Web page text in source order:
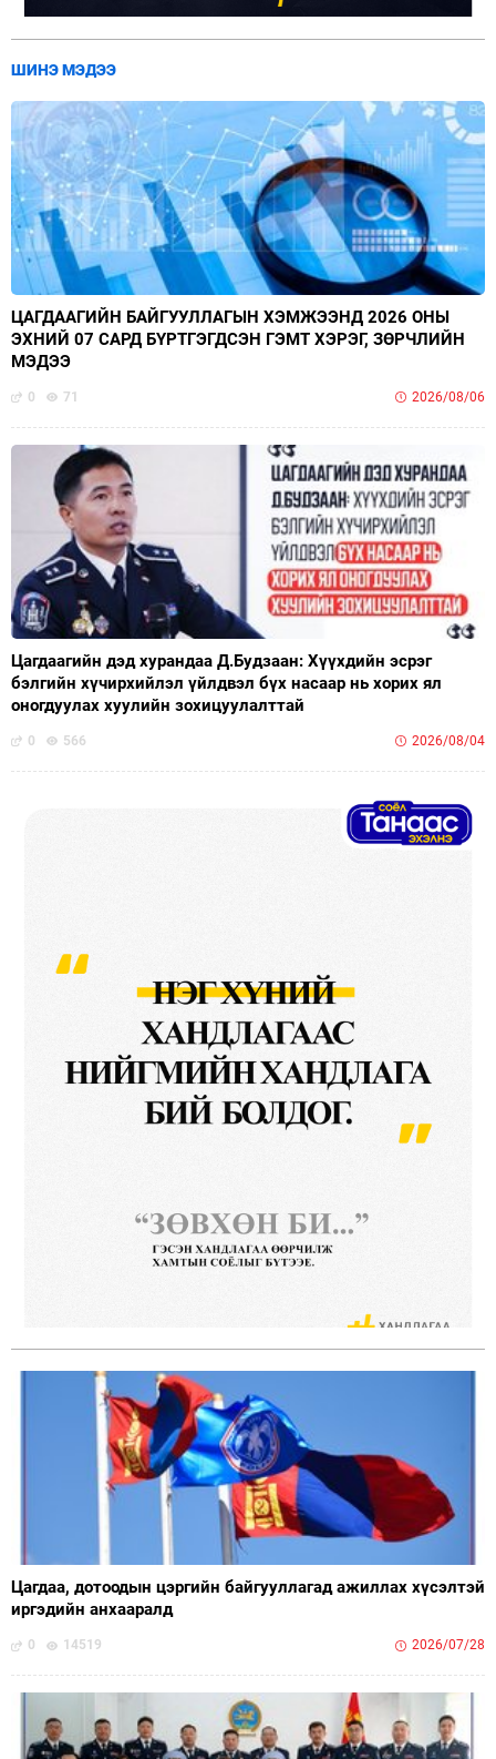
ШИНЭ МЭДЭЭ
ЦАГДААГИЙН БАЙГУУЛЛАГЫН ХЭМЖЭЭНД 2026 ОНЫ
ЭХНИЙ 07 САРД БҮРТГЭГДСЭН ГЭМТ ХЭРЭГ, ЗӨРЧЛИЙН
МЭДЭЭ
0 71 2026/08/06
Цагдаагийн дэд хурандаа Д.Будзаан: Хүүхдийн эсрэг
бэлгийн хүчирхийлэл үйлдвэл бүх насаар нь хорих ял
оногдуулах хуулийн зохицуулалттай
0 566 2026/08/04
Цагдаа, дотоодын цэргийн байгууллагад ажиллах хүсэлтэй
иргэдийн анхааралд
0 14519 2026/07/28